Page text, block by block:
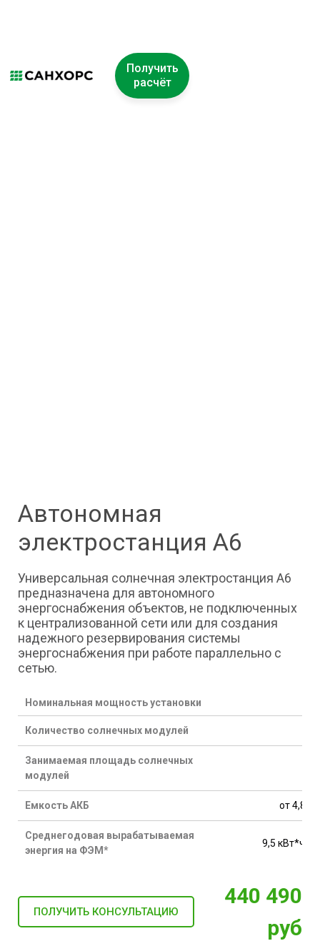
Получить
расчёт
Автономная
электростанция А6
Универсальная солнечная электростанция А6
предназначена для автономного
энергоснабжения объектов, не подключенных
к централизованной сети или для создания
надежного резервирования системы
энергоснабжения при работе параллельно с
сетью.
Номинальная мощность установки
Количество солнечных модулей
Занимаемая площадь солнечных
модулей
Емкость АКБ от 4,8
Среднегодовая вырабатываемая
энергия на ФЭМ*
9,5 кВт*ч/
ПОЛУЧИТЬ КОНСУЛЬТАЦИЮ
440 490
руб